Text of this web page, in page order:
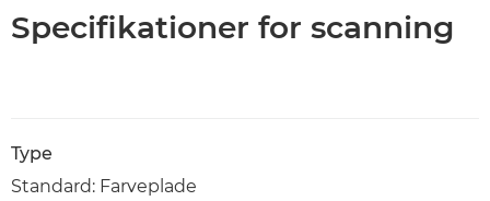
Specifikationer for scanning
Type
Standard: Farveplade